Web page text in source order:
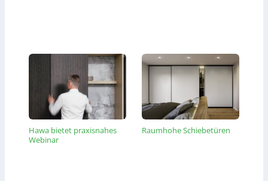
Hawa bietet praxisnahes
Webinar
Raumhohe Schiebetüren